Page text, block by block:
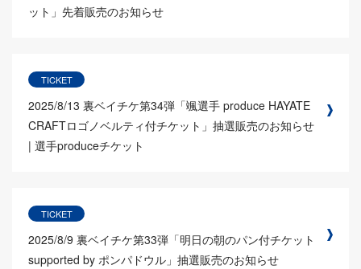
ット」先着販売のお知らせ
TICKET
2025/8/13 裏ベイチケ第34弾「颯選手 produce HAYATE
CRAFTロゴノベルティ付チケット」抽選販売のお知らせ
| 選手produceチケット
TICKET
2025/8/9 裏ベイチケ第33弾「明日の朝のパン付チケット
supported by ポンパドウル」抽選販売のお知らせ